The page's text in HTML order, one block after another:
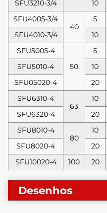
SFU3210-3/4 10
SFU4005-3/4
40
5
SFU4010-3/4
10
SFU5005-4
50
5
SFU5010-4
10
SFU05020-4
20
SFU6310-4
63
10
SFU6320-4
20
SFU8010-4
80
10
SFU8020-4
20
SFU10020-4
100 20
Desenhos